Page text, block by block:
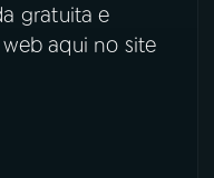
gratuita e
aqui no site